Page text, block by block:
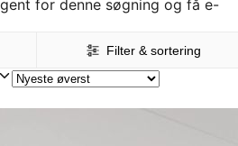
for denne søgning og få e-
Filter & sortering